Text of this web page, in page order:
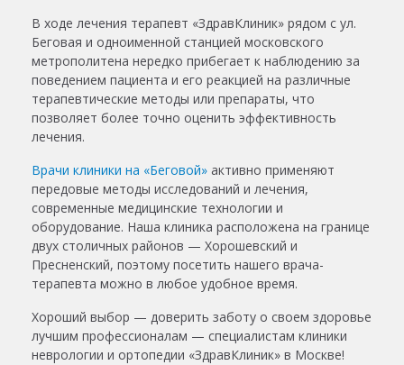
В ходе лечения терапевт «ЗдравКлиник» рядом с ул.
Беговая и одноименной станцией московского
метрополитена нередко прибегает к наблюдению за
поведением пациента и его реакцией на различные
терапевтические методы или препараты, что
позволяет более точно оценить эффективность
лечения.
Врачи клиники на «Беговой» активно применяют
передовые методы исследований и лечения,
современные медицинские технологии и
оборудование. Наша клиника расположена на границе
двух столичных районов — Хорошевский и
Пресненский, поэтому посетить нашего врача-
терапевта можно в любое удобное время.
Хороший выбор — доверить заботу о своем здоровье
лучшим профессионалам — специалистам клиники
неврологии и ортопедии «ЗдравКлиник» в Москве!